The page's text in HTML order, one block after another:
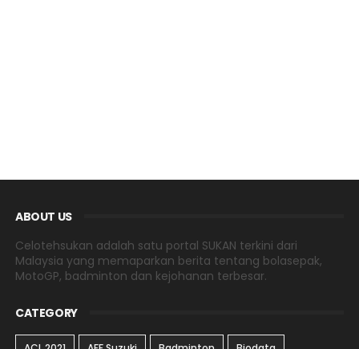
ABOUT US
Celotehsukan adalah satu portal SUKAN terkini dari
Malaysia yang memaparkan berita tentang bolasepak,
MotoGP, badminton dan kejohanan terbesar.
CATEGORY